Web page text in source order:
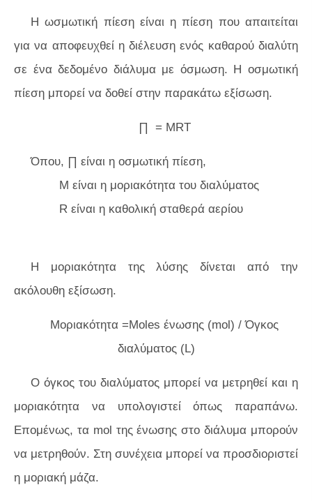
Η ωσμωτική πίεση είναι η πίεση που απαιτείται
για να αποφευχθεί η διέλευση ενός καθαρού διαλύτη
σε ένα δεδομένο διάλυμα με όσμωση. Η οσμωτική
πίεση μπορεί να δοθεί στην παρακάτω εξίσωση.
∏ = MRT
Όπου, ∏ είναι η οσμωτική πίεση,
M είναι η μοριακότητα του διαλύματος
R είναι η καθολική σταθερά αερίου
Η μοριακότητα της λύσης δίνεται από την
ακόλουθη εξίσωση.
Μοριακότητα =Moles ένωσης (mol) / Όγκος
διαλύματος (L)
Ο όγκος του διαλύματος μπορεί να μετρηθεί και η
μοριακότητα να υπολογιστεί όπως παραπάνω.
Επομένως, τα mol της ένωσης στο διάλυμα μπορούν
να μετρηθούν. Στη συνέχεια μπορεί να προσδιοριστεί
η μοριακή μάζα.